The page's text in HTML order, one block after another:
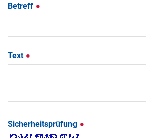
Betreff
Text
Sicherheitsprüfung